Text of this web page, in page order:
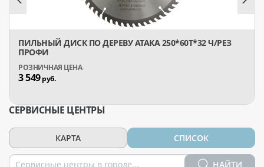
ПИЛЬНЫЙ ДИСК ПО ДЕРЕВУ АТАКА 250*60T*32 Ч/РЕЗ
ПРОФИ
3 549руб.
СЕРВИСНЫЕ ЦЕНТРЫ
КАРТА СПИСОК
НАЙТИ